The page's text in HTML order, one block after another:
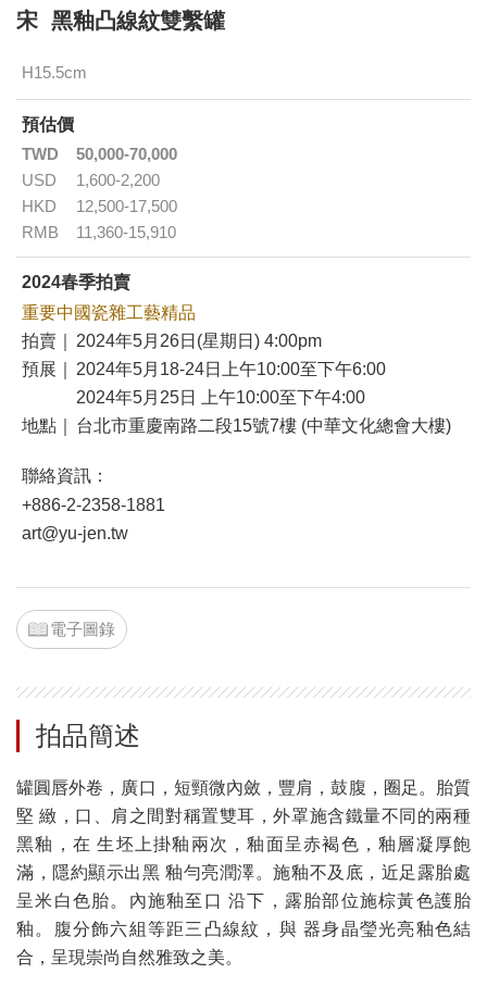
宋 黑釉凸線紋雙繫罐
H15.5cm
預估價
TWD
50,000-70,000
USD
1,600-2,200
HKD
12,500-17,500
RMB
11,360-15,910
2024春季拍賣
重要中國瓷雜工藝精品
拍賣｜
2024年5月26日(星期日) 4:00pm
預展｜
2024年5月18-24日上午10:00至下午6:00
2024年5月25日 上午10:00至下午4:00
地點｜
台北市重慶南路二段15號7樓 (中華文化總會大樓)
聯絡資訊：
+886-2-2358-1881
art@yu-jen.tw
電子圖錄
拍品簡述
罐圓唇外卷，廣口，短頸微內斂，豐肩，鼓腹，圈足。胎質
堅 緻，口、肩之間對稱置雙耳，外罩施含鐵量不同的兩種
黑釉，在 生坯上掛釉兩次，釉面呈赤褐色，釉層凝厚飽
滿，隱約顯示出黑 釉勻亮潤澤。施釉不及底，近足露胎處
呈米白色胎。內施釉至口 沿下，露胎部位施棕黃色護胎
釉。腹分飾六組等距三凸線紋，與 器身晶瑩光亮釉色結
合，呈現崇尚自然雅致之美。